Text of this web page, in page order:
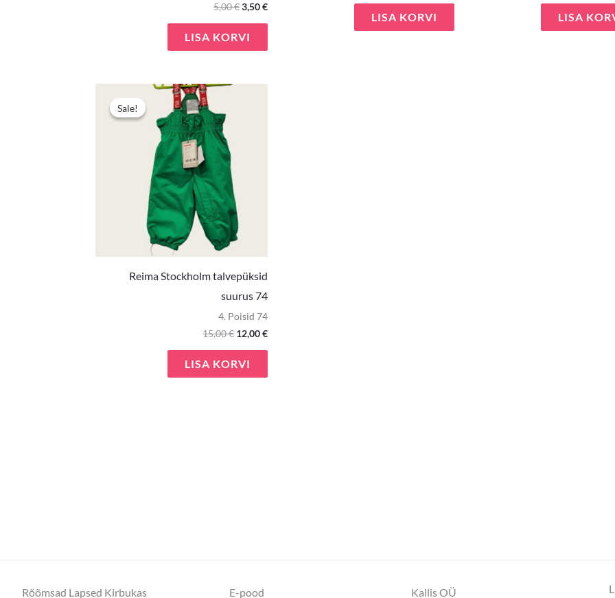
5,00€3,50€
LISA KORVI
LISA KORVI LISA
Sale!
Sale!
Reima Stockholm talvepüksid
suurus 74
4. Poisid 74
15,00€ 12,00€
LISA KORVI
Rõõmsad Lapsed Kirbukas E-pood Kallis OÜ